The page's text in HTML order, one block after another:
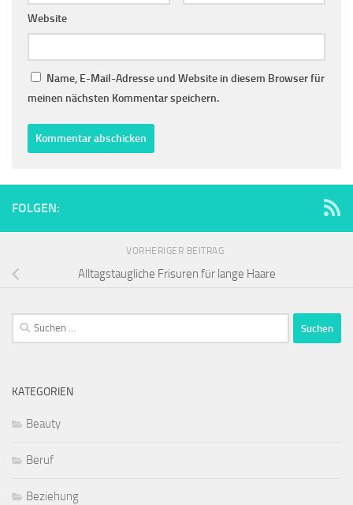
Website
Name, E-Mail-Adresse und Website in diesem Browser für
meinen nächsten Kommentar speichern.
FOLGEN:
VORHERIGER BEITRAG
Alltagstaugliche Frisuren für lange Haare
Suchen
nach:
KATEGORIEN
Beauty
Beruf
Beziehung